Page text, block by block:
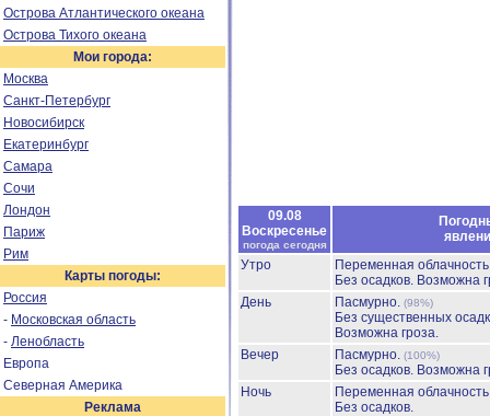
Острова Атлантического океана
Острова Тихого океана
Мои города:
Москва
Санкт-Петербург
Новосибирск
Екатеринбург
Самара
Сочи
Лондон
Париж
Рим
Карты погоды:
Россия
- Московская область
- Ленобласть
Европа
Северная Америка
Реклама
09.08
Воскресенье
погода сегодня
Утро
Переменная
Без осадков. Возможна
День
Пасмурно. (98%)
Без существенных
Возможна гроза.
Вечер
Пасмурно. (100%)
Без осадков. Возможна
Ночь
Переменная
Без осадков.